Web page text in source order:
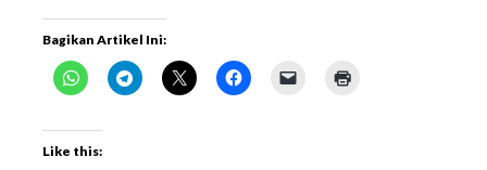
Bagikan Artikel Ini:
Like this: